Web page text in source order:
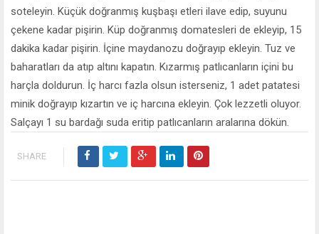
soteleyin. Küçük doğranmış kuşbaşı etleri ilave edip, suyunu
çekene kadar pişirin. Küp doğranmış domatesleri de ekleyip, 15
dakika kadar pişirin. İçine maydanozu doğrayıp ekleyin. Tuz ve
baharatları da atıp altını kapatın. Kızarmış patlıcanların içini bu
harçla doldurun. İç harcı fazla olsun isterseniz, 1 adet patatesi
minik doğrayıp kızartın ve iç harcına ekleyin. Çok lezzetli oluyor.
Salçayı 1 su bardağı suda eritip patlıcanların aralarına dökün.
SHARE